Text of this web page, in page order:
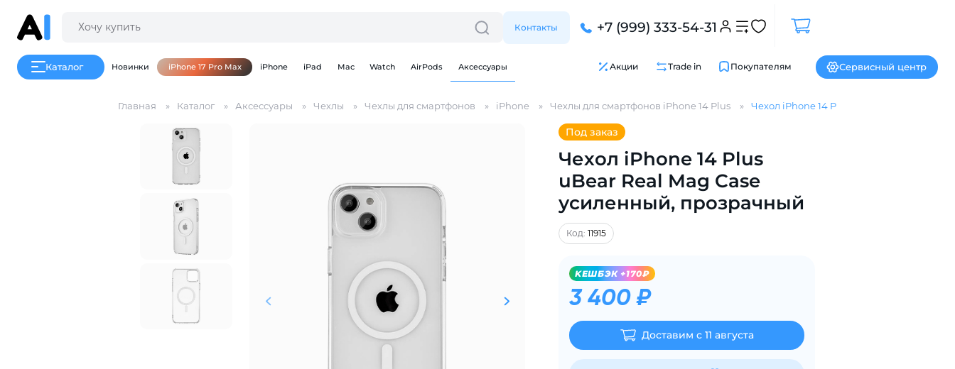
Контакты +7 (999) 333-54-31
Каталог Новинки iPhone 17 Pro Max iPhone iPad Mac Watch AirPods Аксессуары Акции Trade in Покупателям Сервисный центр
Главная Каталог Аксессуары Чехлы Чехлы для смартфонов iPhone Чехлы для смартфонов iPhone 14 Plus Чехол iPhone 14 Plus uBear Real Mag
Под заказ
Чехол iPhone 14 Plus
uBear Real Mag Case
усиленный, прозрачный
Код: 11915
KЕШБЭК +170₽
3 400 ₽
Доставим с 11 августа
Для клиентов всех банков
Разбейте
оплату
на части без переплат
График платежей